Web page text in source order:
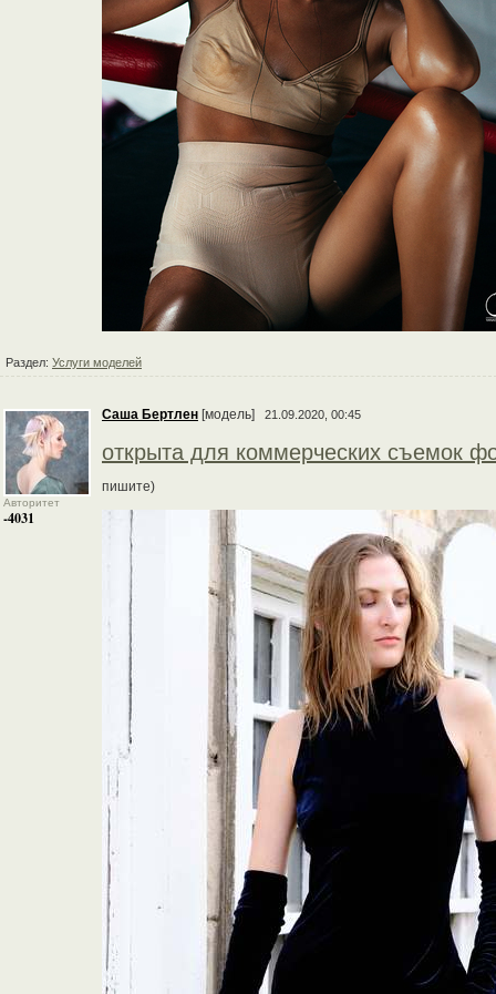
Раздел: Услуги моделей
Авторитет
-4031
Саша Бертлен [модель] 21.09.2020, 00:45
открыта для коммерческих съемок
пишите)